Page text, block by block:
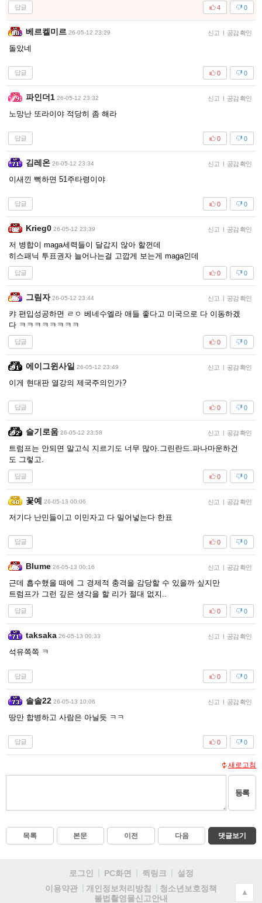
답글 0
4
베르켈미르 26-05-12 23:29 신고 | 공감 확인
돌았네
답글 0
0
파인더1 26-05-12 23:32 신고 | 공감 확인
노망난 또라이야 적당히 좀 해라
답글 0
0
김레온 26-05-12 23:34 신고 | 공감 확인
이새낀 뻑하면 51주타령이야
답글 0
0
Krieg0 26-05-12 23:39 신고 | 공감 확인
저 병합이 maga세력들이 달갑지 않아 할껀데
히스패닉 투표권자 늘어나는걸 고깝게 보는게 maga인데
답글 0
0
그림자 26-05-12 23:44 신고 | 공감 확인
캬 편입성공하면 ㄹㅇ 베네수엘라 애들 좋다고 미국으로 다 이동하겠
다 ㅋㅋㅋㅋㅋㅋㅋㅋ
답글 0
0
에이그윈사일 26-05-12 23:49 신고 | 공감 확인
이게 현대판 열강의 제국주의인가?
답글 0
0
슬기로움 26-05-12 23:58 신고 | 공감 확인
트럼프는 안되면 말고식 지르기도 너무 많아.그린란드.파나마운하건
도 그렇고.
답글 0
0
꽃예 26-05-13 00:06 신고 | 공감 확인
저기다 난민들이고 이민자고 다 밀어넣는다 한표
답글 0
0
Blume 26-05-13 00:16 신고 | 공감 확인
근데 흡수했을 때에 그 경제적 충격을 감당할 수 있을까 싶지만
트럼프가 그런 깊은 생각을 할 리가 절대 없지..
답글 0
0
taksaka 26-05-13 00:33 신고 | 공감 확인
석유쪽쪽 ㅋ
답글 0
0
솔솔22 26-05-13 10:06 신고 | 공감 확인
땅만 합병하고 사람은 아닐듯 ㅋㅋ
답글 0
0
새로고침
등록
목록 본문 이전 다음 댓글보기
로그인 PC화면 퀵링크
설정
이용약관
개인정보처리방침
청소년보호정책
불법촬영물신고안내
▲